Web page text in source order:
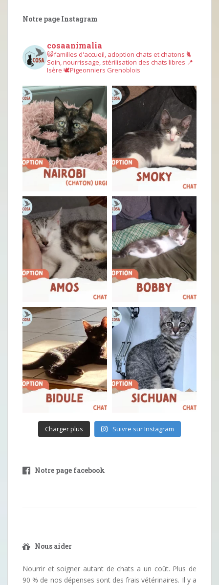
Notre page Instagram
cosaanimalia
😺familles d'accueil, adoption chats et chatons 🐈
Soin, nourrissage, stérilisation des chats libres 📍
Isère 🕊︎Pigeonniers Grenoblois
Charger plus Suivre sur Instagram
Notre page facebook
Nous aider
Nourrir et soigner autant de chats a un coût. Plus de
90 % de nos dépenses sont des frais vétérinaires. Il y a